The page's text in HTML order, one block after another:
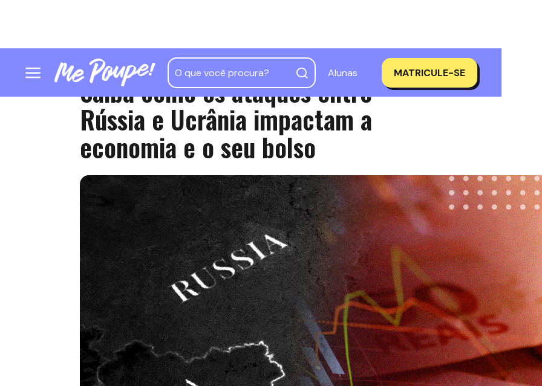
Alunas MATRICULE-SE
Saiba como os ataques entre
Rússia e Ucrânia impactam a
economia e o seu bolso